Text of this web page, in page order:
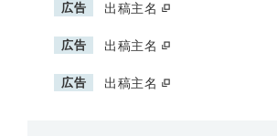
広告 出稿主名
広告 出稿主名
広告 出稿主名